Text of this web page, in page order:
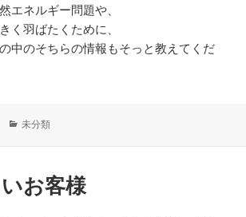
エネルギー問題や、
く羽ばたくために、
中のそちらの情報もそっと教えてくだ
カ
ー
未分類
お客様